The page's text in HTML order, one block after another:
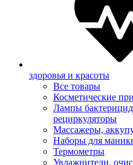
здоровья и красоты
Все товары
Косметические
Лампы
рециркуляторы
Массажеры,
Наборы для
Термометры
Увлажнители,